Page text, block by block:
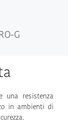
G
resistenza
in ambienti di